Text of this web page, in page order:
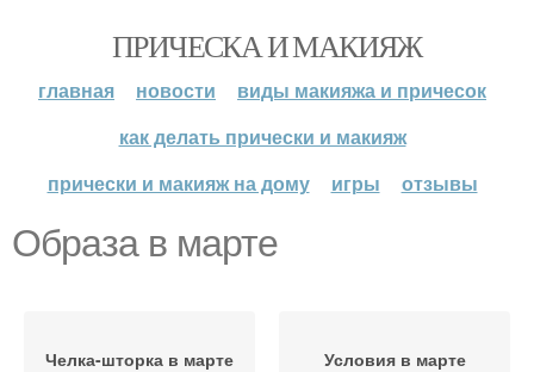
ПРИЧЕСКА И МАКИЯЖ
главная новости
виды макияжа и причесок
как делать прически и макияж
прически и макияж на дому
игры отзывы
Образа в марте
Челка-шторка в марте Условия в марте